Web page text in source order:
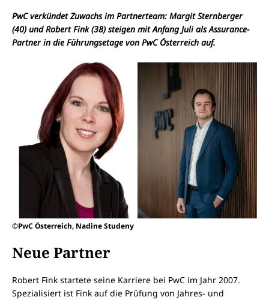
PwC verkündet Zuwachs im Partnerteam: Margit Sternberger
(40) und Robert Fink (38) steigen mit Anfang Juli als Assurance-
Partner in die Führungsetage von PwC Österreich auf.
©PwC Österreich, Nadine Studeny
Neue Partner
Robert Fink startete seine Karriere bei PwC im Jahr 2007.
Spezialisiert ist Fink auf die Prüfung von Jahres- und